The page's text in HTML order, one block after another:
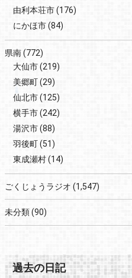
由利本荘市(176)
にかほ市(84)
県南(772)
大仙市(219)
美郷町(29)
仙北市(125)
横手市(242)
湯沢市(88)
羽後町(51)
東成瀬村(14)
ごくじょうラジオ (1,547)
未分類(90)
過去の日記